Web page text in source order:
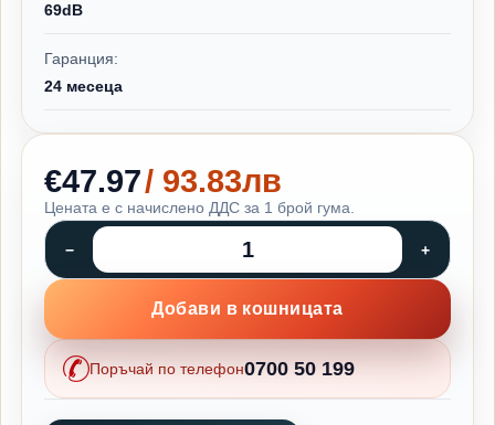
69dB
Гаранция:
24 месеца
€47.97/ 93.83лв
Цената е с начислено ДДС за 1 брой гума.
Добави в кошницата
Поръчай по телефон0700 50 199